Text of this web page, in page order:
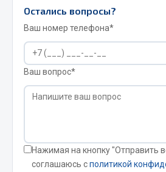
Система охлаждения
Подвеска
Оперение кабины
Запчасти FAW
Остались вопросы?
Ваш номер телефона*
Ваш вопрос*
Нажимая на кнопку "Отправить
соглашаюсь сполитикой